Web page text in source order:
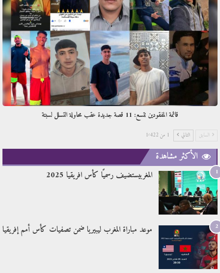
قائمة المفقودين تتسع: 11 قصة جديدة عقب محاولة التسلل لسبتة
السابق التالي 1 من 1٬422
الأكثر مشاهدة
1 المغربيستضيف رسميًا كأس افريقيا 2025
2 موعد مباراة المغرب ليبيريا ضمن تصفيات كأس أمم إفريقيا